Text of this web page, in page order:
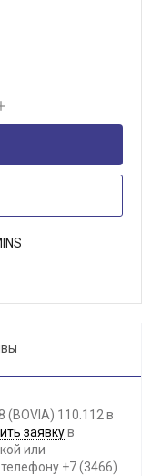
(BOVIA) 110.112 в
заявкув
или
+7 (3466)